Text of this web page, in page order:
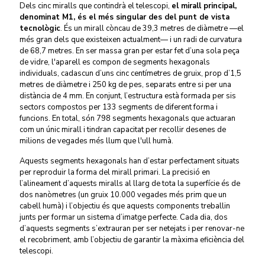
Dels cinc miralls que contindrà el telescopi, el mirall principal,
denominat M1, és el més singular des del punt de vista
tecnològic. És un mirall còncau de 39,3 metres de diàmetre —el
més gran dels que existeixen actualment— i un radi de curvatura
de 68,7 metres. En ser massa gran per estar fet d’una sola peça
de vidre, l'aparell es compon de segments hexagonals
individuals, cadascun d’uns cinc centímetres de gruix, prop d’1,5
metres de diàmetre i 250 kg de pes, separats entre si per una
distància de 4 mm. En conjunt, l’estructura està formada per sis
sectors compostos per 133 segments de diferent forma i
funcions. En total, són 798 segments hexagonals que actuaran
com un únic mirall i tindran capacitat per recollir desenes de
milions de vegades més llum que l'ull humà.
Aquests segments hexagonals han d’estar perfectament situats
per reproduir la forma del mirall primari. La precisió en
l’alineament d’aquests miralls al llarg de tota la superfície és de
dos nanòmetres (un gruix 10.000 vegades més prim que un
cabell humà) i l’objectiu és que aquests components treballin
junts per formar un sistema d’imatge perfecte. Cada dia, dos
d’aquests segments s’extrauran per ser netejats i per renovar-ne
el recobriment, amb l’objectiu de garantir la màxima eficiència del
telescopi.